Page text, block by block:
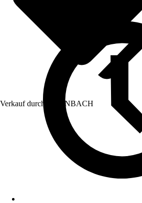
Verkauf durch: HORNBACH